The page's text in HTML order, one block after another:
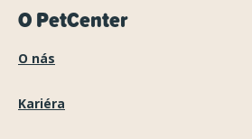
O PetCenter
O nás
Kariéra